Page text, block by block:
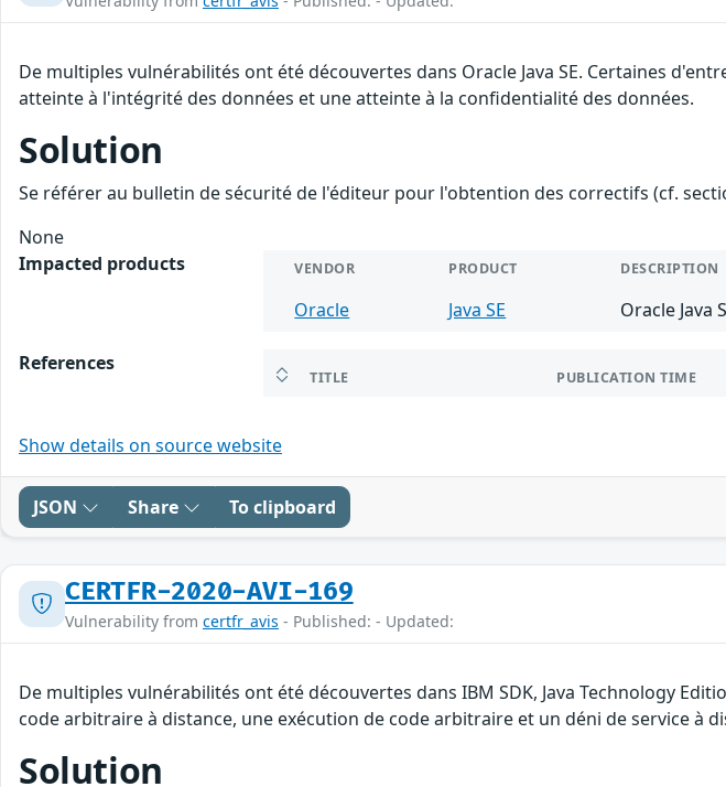
De multiples vulnérabilités ont été découvertes dans Oracle Java SE. Certaines
atteinte à l'intégrité des données et une atteinte à la confidentialité des données.
Solution
Se référer au bulletin de sécurité de l'éditeur pour l'obtention des correctifs (cf.
None
Impacted products
VENDOR PRODUCT DESCRIPTION
Oracle Java SE Oracle Java
References
TITLE PUBLICATION TIME
Show details on source website
JSON Share To clipboard
CERTFR-2020-AVI-169
Vulnerability from certfr_avis - Published: - Updated:
De multiples vulnérabilités ont été découvertes dans IBM SDK, Java Technology
code arbitraire à distance, une exécution de code arbitraire et un déni de service à
Solution